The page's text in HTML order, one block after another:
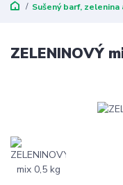
Sušený barf, zelenina
ZELENINOVÝ